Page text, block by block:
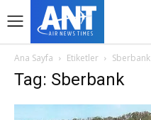
Ana Sayfa Etiketler Sberbank
Tag: Sberbank